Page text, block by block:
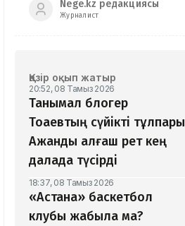
Nege.kz редакциясы
Журналист
Қазір оқып жатыр
20:52, 08 Тамыз 2026
Танымал блогер
Тоқаевтың сүйікті тұлпары
Ақжанды алғаш рет кең
далада түсірді
18:37, 08 Тамыз 2026
«Астана» баскетбол
клубы жабыла ма?